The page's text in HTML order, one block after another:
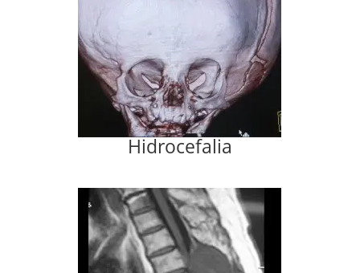
Hidrocefalia